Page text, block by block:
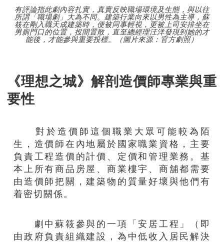
有評論指此劇內容扎實，真實反映職場環境及生態，與以往
所謂「職場劇」大為不同。建築行業向來以男性為主導，蘇
筱在剛入職天成建築時，便被同事輕視，更被上司安排坐在
男廁門口的位置，投閒置散，直至總經理汪洋發現到她的才
能後，才能參與重要投標。（圖片來源：官方劇照）
《理想之城》解剖造價師專業與重
要性
對於造價師這個職業大眾可能較為陌
生，造價師在內地屬於國家職業資格，主要
負責工程造價的計價、定價和管理業務。基
本上所有商品房屋、商業樓宇、商舖都需要
由造價師把關，建築物的質量好壞與他們有
着密切關係。
劇中蘇筱參與的一項「安居工程」（即
由政府負責組織建設，為中低收入居民解決